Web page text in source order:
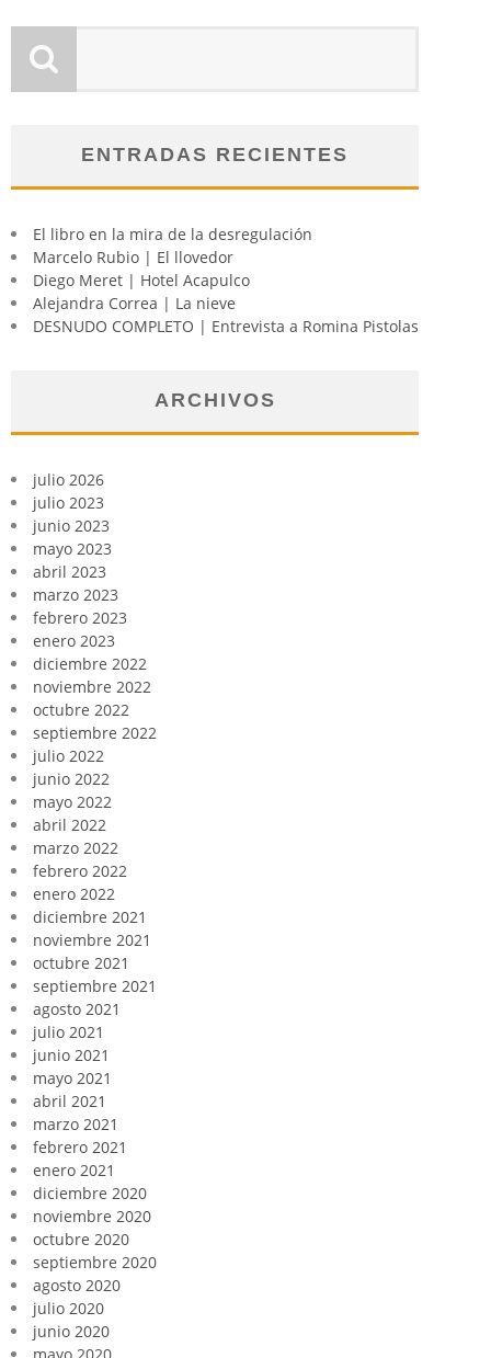
ENTRADAS RECIENTES
El libro en la mira de la desregulación
Marcelo Rubio | El llovedor
Diego Meret | Hotel Acapulco
Alejandra Correa | La nieve
DESNUDO COMPLETO | Entrevista a Romina Pistolas
ARCHIVOS
julio 2026
julio 2023
junio 2023
mayo 2023
abril 2023
marzo 2023
febrero 2023
enero 2023
diciembre 2022
noviembre 2022
octubre 2022
septiembre 2022
julio 2022
junio 2022
mayo 2022
abril 2022
marzo 2022
febrero 2022
enero 2022
diciembre 2021
noviembre 2021
octubre 2021
septiembre 2021
agosto 2021
julio 2021
junio 2021
mayo 2021
abril 2021
marzo 2021
febrero 2021
enero 2021
diciembre 2020
noviembre 2020
octubre 2020
septiembre 2020
agosto 2020
julio 2020
junio 2020